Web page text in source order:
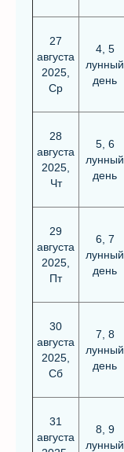
27
августа
2025,
Ср
4, 5
лунный
день
28
августа
2025,
Чт
5, 6
лунный
день
29
августа
2025,
Пт
6, 7
лунный
день
30
августа
2025,
Сб
7, 8
лунный
день
31
августа
8, 9
лунный